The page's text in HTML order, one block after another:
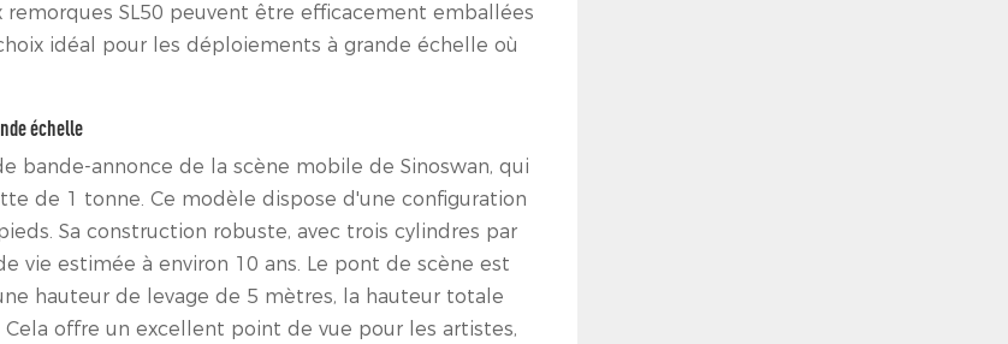
SL50 peuvent être efficacement emballées
idéal pour les déploiements à grande échelle où
échelle
bande-annonce de la scène mobile de Sinoswan, qui
de 1 tonne. Ce modèle dispose d'une configuration
Sa construction robuste, avec trois cylindres par
vie estimée à environ 10 ans. Le pont de scène est
hauteur de levage de 5 mètres, la hauteur totale
offre un excellent point de vue pour les artistes,